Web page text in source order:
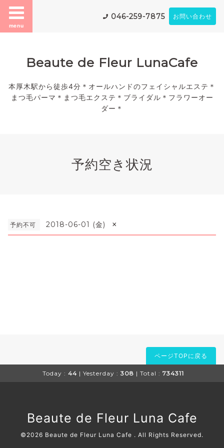
menu
046-259-7875 お問い合わせ
Beaute de Fleur LunaCafe
本厚木駅から徒歩4分＊オールハンドのフェイシャルエステ＊
まつ毛パーマ＊まつ毛エクステ＊ブライダル＊フラワーオー
ダー＊
予約空き状況
予約不可 2018-06-01 (金) ×
ページTOPに戻る
Today : 44 | Yesterday : 308 | Total : 734311
Beaute de Fleur Luna Cafe
©2026 Beaute de Fleur Luna Cafe . All Rights Reserved.